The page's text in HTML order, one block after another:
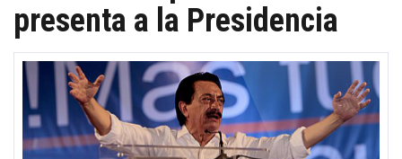
presenta a la Presidencia